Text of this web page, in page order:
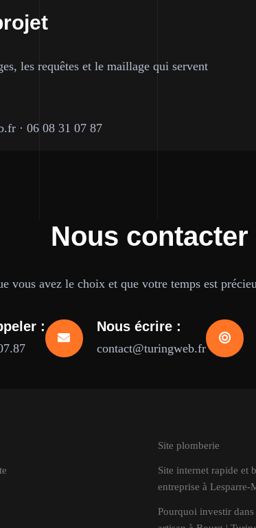
les requêtes et le maillage qui servent
· 06 08 31 07 87
Nous contacter
vous avez le choix et que votre temps est
: Nous écrire :
contact@turingweb.fr
Site plomberie
Site internet rapide et
entreprise à Lesparre-
Pourquoi investir